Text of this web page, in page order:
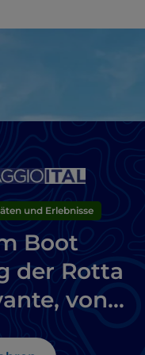
und Erlebnisse
Boot
der Rotta
von